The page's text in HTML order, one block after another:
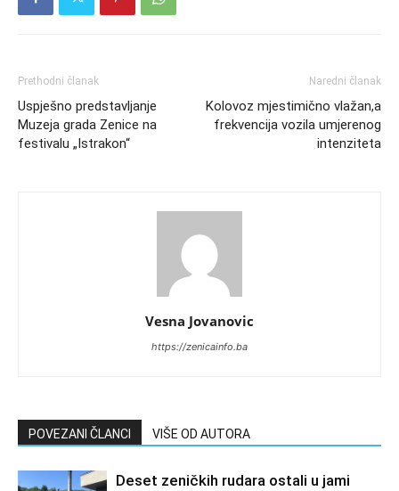
Prethodni članak
Uspješno predstavljanje
Muzeja grada Zenice na
festivalu „Istrakon“
Naredni članak
Kolovoz mjestimično vlažan,a
frekvencija vozila umjerenog
intenziteta
Vesna Jovanovic
https://zenicainfo.ba
POVEZANI ČLANCI VIŠE OD AUTORA
Deset zeničkih rudara ostali u jami